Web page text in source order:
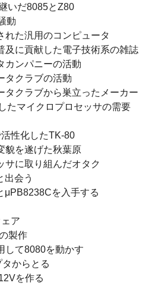
いだ8085とZ80
動
れた汎用のコンピュータ
及に貢献した電子技術系の雑誌
カンパニーの活動
タクラブの活動
タクラブから巣立ったメーカー
たマイクロプロセッサの需要
性化したTK-80
貌を遂げた秋葉原
サに取り組んだオタク
出会う
μPB8238Cを入手する
ア
製作
して8080を動かす
からとる
を作る